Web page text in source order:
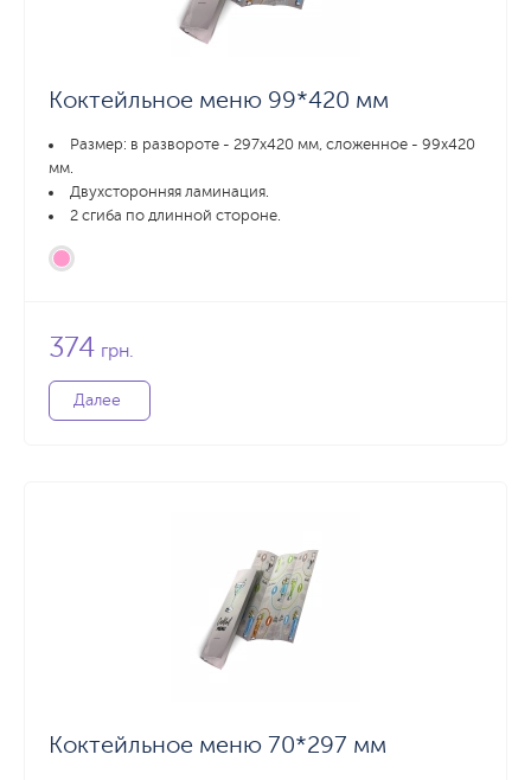
Коктейльное меню 99*420 мм
Размер: в развороте - 297х420 мм, сложенное - 99х420
мм.
Двухсторонняя ламинация.
2 сгиба по длинной стороне.
374 грн.
Далее
Коктейльное меню 70*297 мм